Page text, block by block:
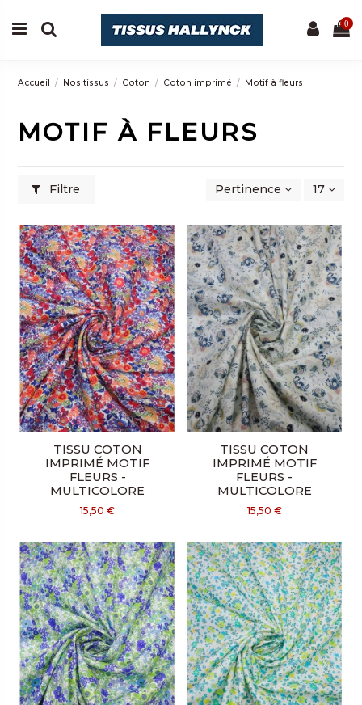
0
Accueil Nos tissus Coton Coton imprimé Motif à fleurs
MOTIF À FLEURS
Filtre Pertinence 17
TISSU COTON
IMPRIMÉ MOTIF
FLEURS -
MULTICOLORE
15,50 €
TISSU COTON
IMPRIMÉ MOTIF
FLEURS -
MULTICOLORE
15,50 €